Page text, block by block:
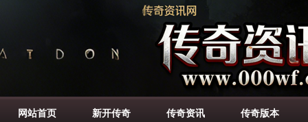
网站首页 新开传奇 传奇资讯 传奇版本